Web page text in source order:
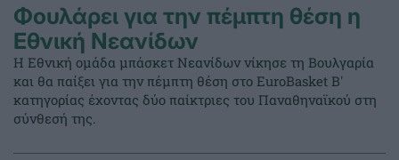
Φουλάρει για την πέμπτη θέση η
Εθνική Νεανίδων
Η Εθνική ομάδα μπάσκετ Νεανίδων νίκησε τη Βουλγαρία
και θα παίξει για την πέμπτη θέση στο EuroBasket Β'
κατηγορίας έχοντας δύο παίκτριες του Παναθηναϊκού στη
σύνθεσή της.